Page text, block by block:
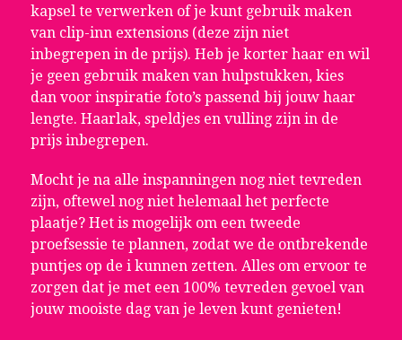
kapsel te verwerken of je kunt gebruik maken
van clip-inn extensions (deze zijn niet
inbegrepen in de prijs). Heb je korter haar en wil
je geen gebruik maken van hulpstukken, kies
dan voor inspiratie foto’s passend bij jouw haar
lengte. Haarlak, speldjes en vulling zijn in de
prijs inbegrepen.
Mocht je na alle inspanningen nog niet tevreden
zijn, oftewel nog niet helemaal het perfecte
plaatje? Het is mogelijk om een tweede
proefsessie te plannen, zodat we de ontbrekende
puntjes op de i kunnen zetten. Alles om ervoor te
zorgen dat je met een 100% tevreden gevoel van
jouw mooiste dag van je leven kunt genieten!